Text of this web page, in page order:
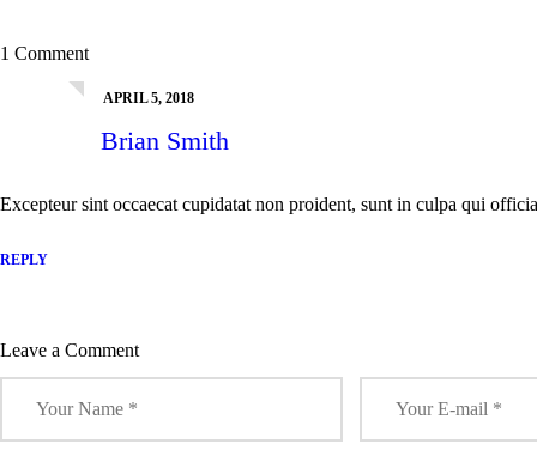
1 Comment
APRIL 5, 2018
Brian Smith
Excepteur sint occaecat cupidatat non proident, sunt in culpa qui
REPLY
Leave a Comment